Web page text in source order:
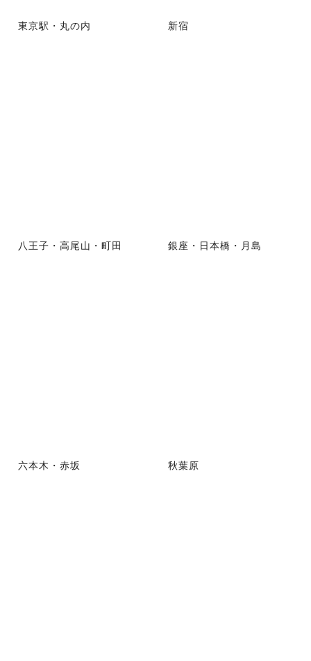
東京駅・丸の内 新宿
八王子・高尾山・町田 銀座・日本橋・月島
六本木・赤坂 秋葉原